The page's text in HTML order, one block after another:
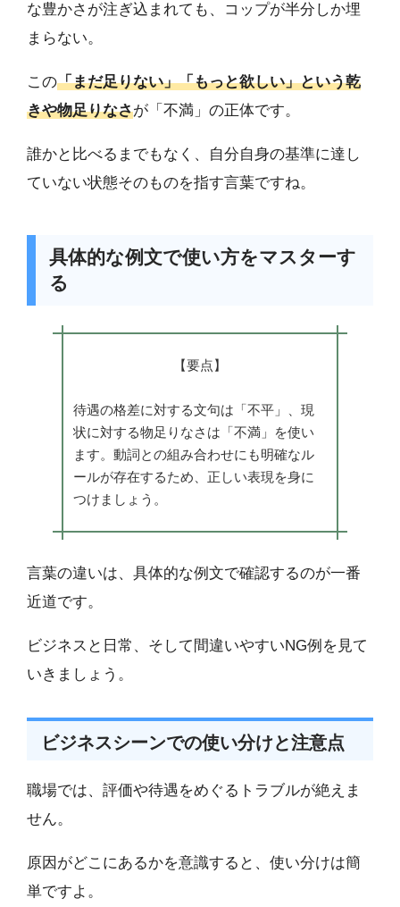
な豊かさが注ぎ込まれても、コップが半分しか埋
まらない。
この「まだ足りない」「もっと欲しい」という乾
きや物足りなさが「不満」の正体です。
誰かと比べるまでもなく、自分自身の基準に達し
ていない状態そのものを指す言葉ですね。
具体的な例文で使い方をマスターす
る
【要点】
待遇の格差に対する文句は「不平」、現
状に対する物足りなさは「不満」を使い
ます。動詞との組み合わせにも明確なル
ールが存在するため、正しい表現を身に
つけましょう。
言葉の違いは、具体的な例文で確認するのが一番
近道です。
ビジネスと日常、そして間違いやすいNG例を見て
いきましょう。
ビジネスシーンでの使い分けと注意点
職場では、評価や待遇をめぐるトラブルが絶えま
せん。
原因がどこにあるかを意識すると、使い分けは簡
単ですよ。